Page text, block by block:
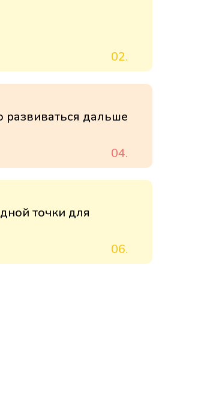
02.
06.
04.
точки для
развиваться дальше